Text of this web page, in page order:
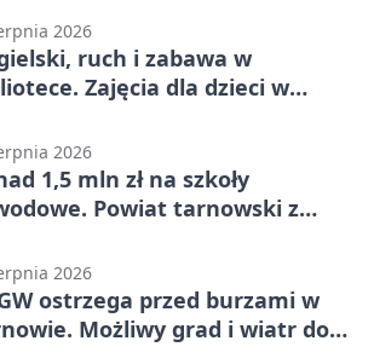
2026
ruch i zabawa w
Zajęcia dla dzieci w
2026
1,5 mln zł na szkoły
Powiat tarnowski z
2026
ostrzega przed burzami w
Możliwy grad i wiatr do